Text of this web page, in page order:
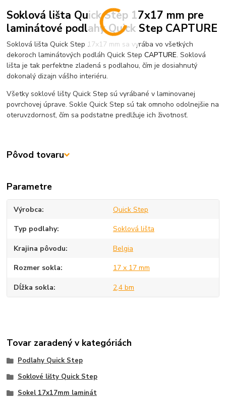
Soklová lišta Quick Step 17x17 mm pre
laminátové podlahy Quick Step CAPTURE
Soklová lišta Quick Step 17x17 mm sa vyrába vo všetkých
dekoroch laminátových podláh Quick StepCAPTURE. Soklová
lišta je tak perfektne zladená s podlahou, čím je dosiahnutý
dokonalý dizajn vášho interiéru.
Všetky soklové lišty Quick Step sú vyrábané v laminovanej
povrchovej úprave. Sokle Quick Step sú tak omnoho odolnejšie na
oteruvzdornosť, čím sa podstatne predlžuje ich životnosť.
Pôvod tovaru
Parametre
Výrobca Quick Step
Typ podlahy Soklová lišta
Krajina pôvodu Belgia
Rozmer sokla 17 x 17 mm
Dĺžka sokla 2,4 bm
Tovar zaradený v kategóriách
Podlahy Quick Step
Soklové lišty Quick Step
Sokel 17x17mm laminát